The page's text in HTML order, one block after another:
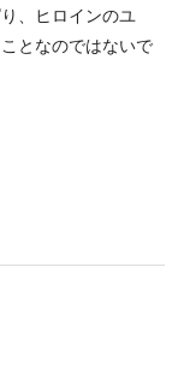
、ヒロインのユ
となのではないで